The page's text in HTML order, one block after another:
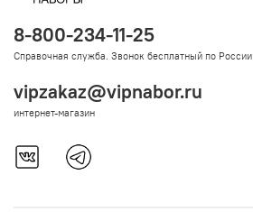
8-800-234-11-25
Справочная служба. Звонок бесплатный по России
vipzakaz@vipnabor.ru
интернет-магазин